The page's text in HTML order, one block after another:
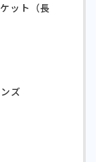
ット（長
ズ